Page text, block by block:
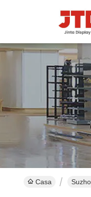
Casa